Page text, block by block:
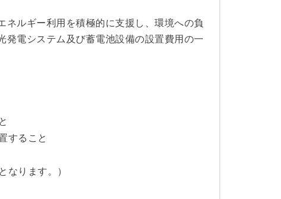
ルギー利用を積極的に支援し、環境への負
発電システム及び蓄電池設備の設置費用の一
すること
なります。）